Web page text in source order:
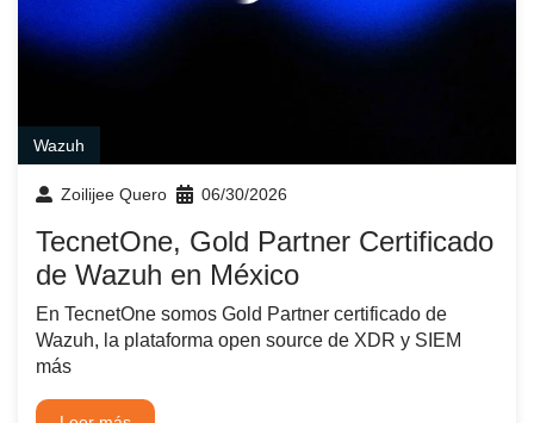
Wazuh
Zoilijee Quero 06/30/2026
TecnetOne, Gold Partner Certificado
de Wazuh en México
En TecnetOne somos Gold Partner certificado de
Wazuh, la plataforma open source de XDR y SIEM
más